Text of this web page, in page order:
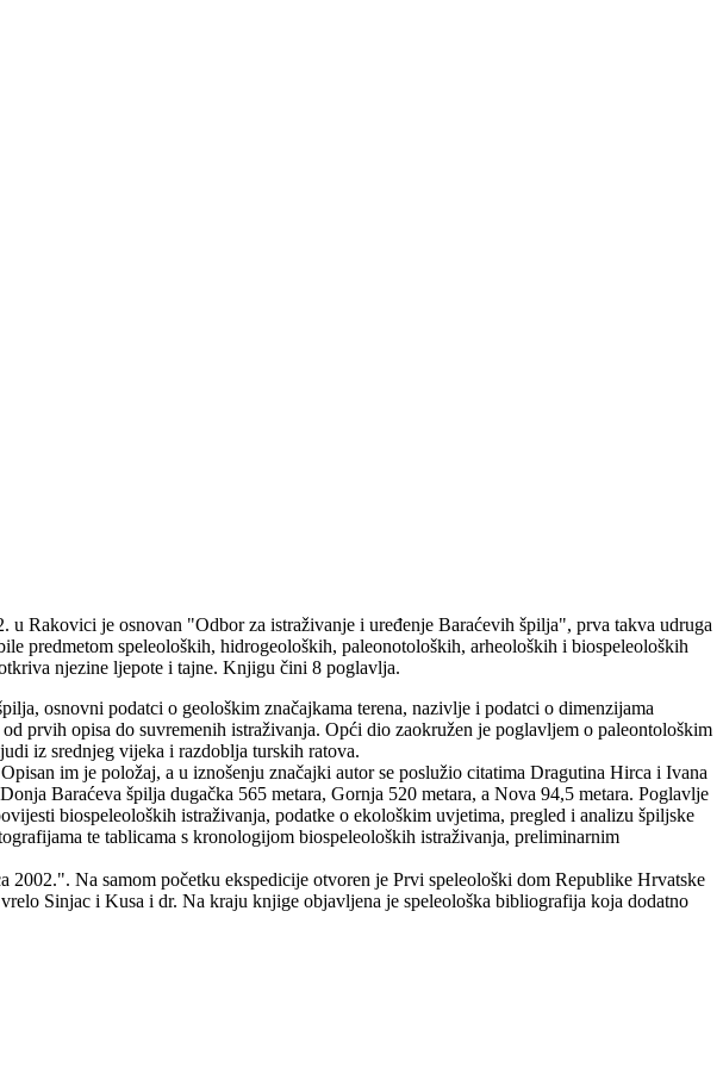
Rakovici je osnovan "Odbor za istraživanje i uređenje Baraćevih špilja", prva takva udruga
predmetom speleoloških, hidrogeoloških, paleonotoloških, arheoloških i biospeleoloških
njezine ljepote i tajne. Knjigu čini 8 poglavlja.
osnovni podatci o geološkim značajkama terena, nazivlje i podatci o dimenzijama
prvih opisa do suvremenih istraživanja. Opći dio zaokružen je poglavljem o paleontološkim
iz srednjeg vijeka i razdoblja turskih ratova.
im je položaj, a u iznošenju značajki autor se poslužio citatima Dragutina Hirca i Ivana
Baraćeva špilja dugačka 565 metara, Gornja 520 metara, a Nova 94,5 metara. Poglavlje
biospeleoloških istraživanja, podatke o ekološkim uvjetima, pregled i analizu špiljske
te tablicama s kronologijom biospeleoloških istraživanja, preliminarnim
Na samom početku ekspedicije otvoren je Prvi speleološki dom Republike Hrvatske
Sinjac i Kusa i dr. Na kraju knjige objavljena je speleološka bibliografija koja dodatno